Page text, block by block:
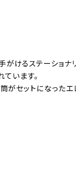
けるステーショナ
います。
セットになったエ